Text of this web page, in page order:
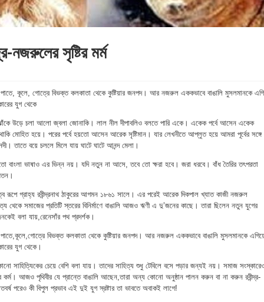
নজরুলের সৃষ্টির মর্ম
কূলে, গোত্রে বিভক্ত কলকাতা থেকে কুষ্টিয়ার জনপদ। আর নজরুল এককভাবে বাঙালি মুসলমানকে
যুগ থেকে
ঝাঁকে উড়ে চলা আলো জ্বলা জোনাকি। লাল নীল দীপাবলিও বলতে পারি একে। একেক পর্বে আসেন একেক
থাকি মোহিত হয়ে। পরের পর্বে হয়তো আসেন আরেক সৃষ্টিমান। যার লেখনীতে আপ্লুত হয়ে আমরা পূর্বের সঙ্গে
তাতে বয়ে চললে মিলে যায় ঘাটে ঘাটে আনন্দ মেলা।
বাংলা ভাষাও এর ভিন্ন নয়। যদি নতুন না আসে, তবে তো ক্ষরা হবে। জরা ধরবে। বাঁধ তৈরির তৎপরতা
রূপে গ্রাহ্য রবীন্দ্রনাথ ঠাকুরের আগমন ১৮৬১ সালে। এর পরেই আরেক দিকপাল খ্যাত কাজী নজরুল
সমাজের প্রতিটি স্তরের বিনির্মাণে বাঙালি আজও ঋণী এ দু’জনের কাছে। তারা ছিলেন নতুন যুগের
বলা যায়,রেনেসাঁর পথ প্রদর্শক।
বিভক্ত কলকাতা থেকে কুষ্টিয়ার জনপদ। আর নজরুল এককভাবে বাঙালি মুসলমানকে
যুগ থেকে।
সাহিত্যিকের চেয়ে বেশি বলা যায়। তাদের সাহিত্য শুধু টেবিলে বসে পড়ার জন্যই নয়। সমাজ
কর্ম। আজও পৃথিবীর যে প্রান্তে বাঙালি আছেন,তারা অন্য কোনো অনুষ্ঠান পালন করুন বা না করুন রবীন্দ্র-
পরেও কী বিপুল প্রভাব এই দুই যুগ স্রষ্টার তা ভাবতে অবাকই লাগে!